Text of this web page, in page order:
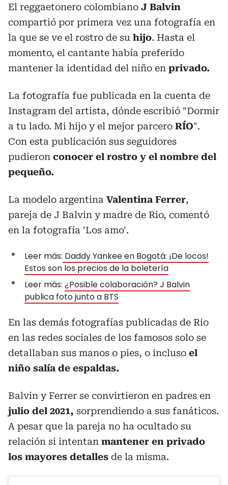
El reggaetonero colombiano J Balvin
compartió por primera vez una fotografía en
la que se ve el rostro de su hijo. Hasta el
momento, el cantante había preferido
mantener la identidad del niño en privado.
La fotografía fue publicada en la cuenta de
Instagram del artista, dónde escribió "Dormir
a tu lado. Mi hijo y el mejor parcero RÍO".
Con esta publicación sus seguidores
pudieron conocer el rostro y el nombre del
pequeño.
La modelo argentina Valentina Ferrer,
pareja de J Balvin y madre de Rio, comentó
en la fotografía 'Los amo'.
Leer más: Daddy Yankee en Bogotá: ¡De locos!
Estos son los precios de la boletería
Leer más: ¿Posible colaboración? J Balvin
publica foto junto a BTS
En las demás fotografías publicadas de Rio
en las redes sociales de los famosos solo se
detallaban sus manos o pies, o incluso el
niño salía de espaldas.
Balvin y Ferrer se convirtieron en padres en
julio del 2021, sorprendiendo a sus fanáticos.
A pesar que la pareja no ha ocultado su
relación si intentan mantener en privado
los mayores detalles de la misma.